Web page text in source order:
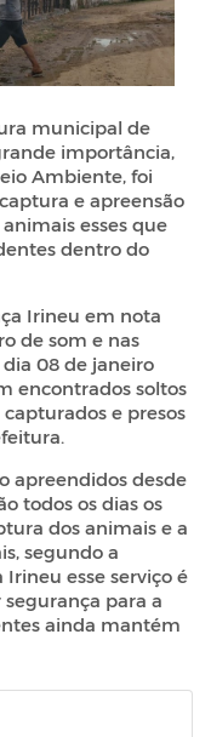
municipal de
importância,
Ambiente, foi
e apreensão
esses que
dentro do
Irineu em nota
de som e nas
08 de janeiro
encontrados soltos
e presos
apreendidos desde
todos os dias os
dos animais e a
segundo a
esse serviço é
para a
ainda mantém